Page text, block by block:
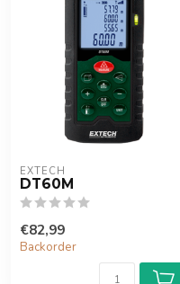
EXTECH
DT60M
€82,99
Backorder